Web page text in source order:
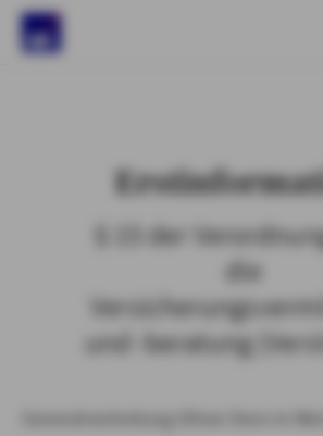
§ 15 der
die
und -beratung